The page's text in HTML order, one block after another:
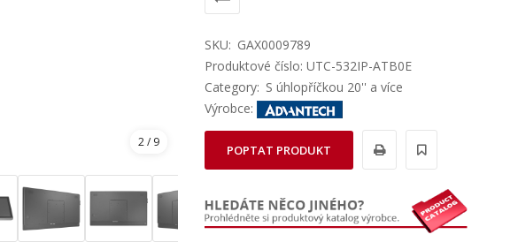
2/ 9
SKU: GAX0009789
Produktové číslo: UTC-532IP-ATB0E
Category: S úhlopříčkou 20'' a více
Výrobce:
POPTAT PRODUKT